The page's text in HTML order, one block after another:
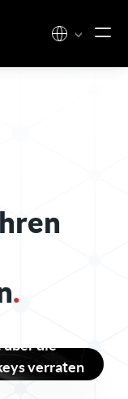
.
über die
verraten